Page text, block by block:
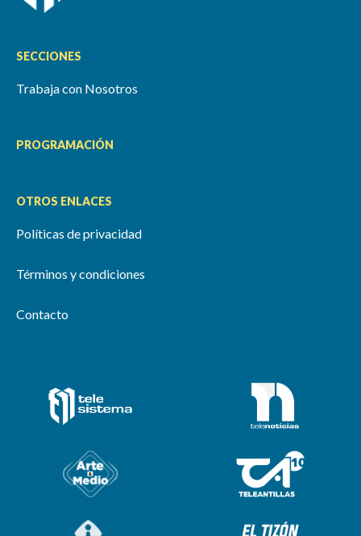
SECCIONES
Trabaja con Nosotros
PROGRAMACIÓN
OTROS ENLACES
Políticas de privacidad
Términos y condiciones
Contacto